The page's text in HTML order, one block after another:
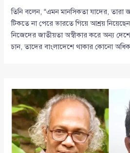
তিনি বলেন, “এমন মানসিকতা যাদের, তারা
টিকতে না পেরে ভারতে গিয়ে আশ্রয়
নিজেদের জাতীয়তা অস্বীকার করে অন্য
চান, তাদের বাংলাদেশে থাকার কোনো